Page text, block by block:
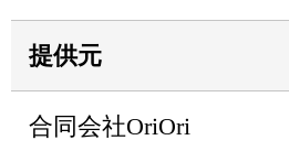
提供元
合同会社OriOri